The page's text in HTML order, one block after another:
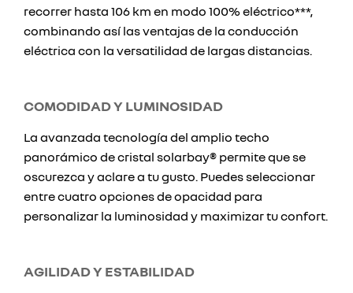
recorrer hasta 106 km en modo 100% eléctrico***,
combinando así las ventajas de la conducción
eléctrica con la versatilidad de largas distancias.
COMODIDAD Y LUMINOSIDAD
La avanzada tecnología del amplio techo
panorámico de cristal solarbay® permite que se
oscurezca y aclare a tu gusto. Puedes seleccionar
entre cuatro opciones de opacidad para
personalizar la luminosidad y maximizar tu confort.
AGILIDAD Y ESTABILIDAD